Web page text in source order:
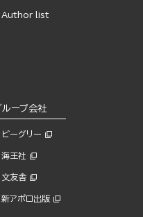
Author list
ループ会社
ビーグリー
海王社
文友舎
新アポロ出版